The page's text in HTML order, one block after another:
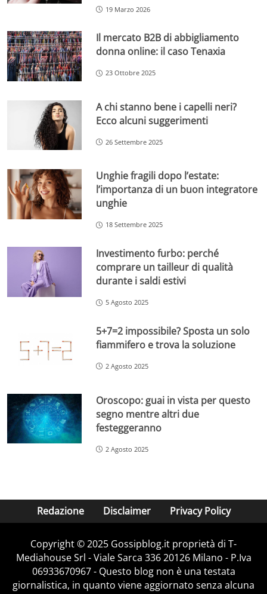
19 Marzo 2026
Il mercato B2B di abbigliamento
donna online: il caso Tenaxia
23 Ottobre 2025
A chi stanno bene i capelli neri?
Ecco alcuni suggerimenti
26 Settembre 2025
Unghie fragili dopo l’estate:
l’importanza di un buon integratore
unghie
18 Settembre 2025
Investimento furbo: perché
comprare un tailleur di qualità
durante i saldi estivi
5 Agosto 2025
5+7=2 impossibile? Sposta un solo
fiammifero e trova la soluzione
2 Agosto 2025
Oroscopo: guai in vista per questo
segno mentre altri due
festeggeranno
2 Agosto 2025
Redazione Disclaimer Privacy Policy
Copyright © 2025 Gossipblog.it proprietà di T-
Mediahouse Srl - Viale Sarca 336 20126 Milano - P.Iva
06933670967 - Questo blog non è una testata
giornalistica, in quanto viene aggiornato senza alcuna